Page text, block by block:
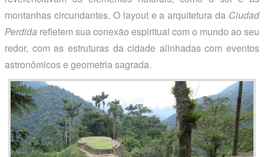
montanhas circundantes. O layout e a arquitetura da Ciudad
Perdida refletem sua conexão espiritual com o mundo ao seu
redor, com as estruturas da cidade alinhadas com eventos
astronômicos e geometria sagrada.